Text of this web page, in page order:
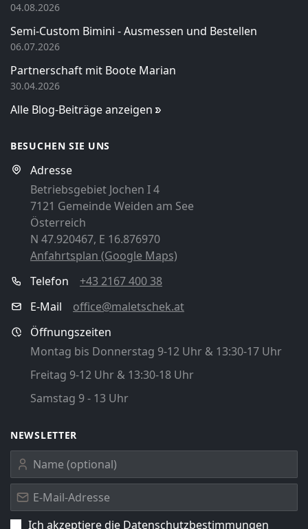
04.08.2026
Semi-Custom Bimini - Ausmessen und Bestellen
06.07.2026
Partnerschaft mit Boote Marian
30.04.2026
Alle Blog-Beiträge anzeigen
BESUCHEN SIE UNS
Adresse
Betriebsgebiet Jochen I 4
7121 Gemeinde Weiden am See
Österreich
N 47.920467, E 16.876970
Anfahrtsplan (Google Maps)
Telefon
+43 2167 400 38
E-Mail
office@maletschek.at
Öffnungszeiten
Montag bis Donnerstag 9-12 Uhr & 13:30-17 Uhr
Freitag 9-12 Uhr & 13:30-18 Uhr
Samstag 9 - 13 Uhr
NEWSLETTER
Ich akzeptiere die Datenschutz­bestimmungen